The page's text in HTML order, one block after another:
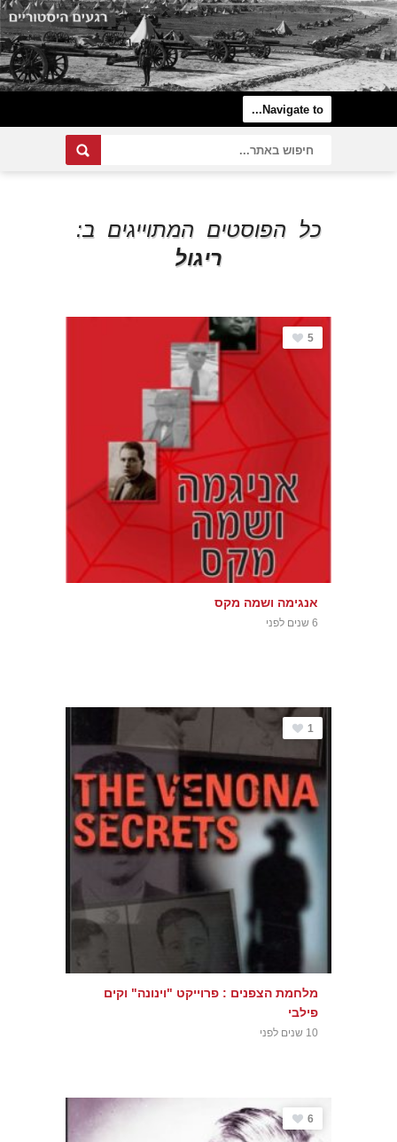
כל הפוסטים המתוייגים ב:
ריגול
5
אנגימה ושמה מקס
6 שנים לפני
1
מלחמת הצפנים : פרוייקט "וינונה" וקים
פילבי
10 שנים לפני
6